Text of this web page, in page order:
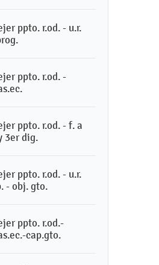
ppto. r.od. - u.r.
ppto. r.od. -
ppto. r.od. - f. a
3er dig.
ppto. r.od. - u.r.
- obj. gto.
ppto. r.od.-
cap.gto.